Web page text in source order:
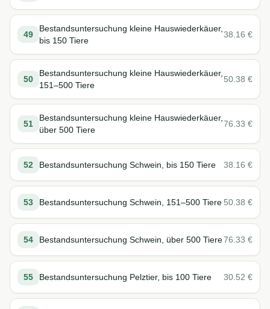
49
Bestandsuntersuchung kleine Hauswiederkäuer,
bis 150 Tiere
38.16 €
50
Bestandsuntersuchung kleine Hauswiederkäuer,
151–500 Tiere
50.38 €
51
Bestandsuntersuchung kleine Hauswiederkäuer,
über 500 Tiere
76.33 €
52 Bestandsuntersuchung Schwein, bis 150 Tiere 38.16 €
53 Bestandsuntersuchung Schwein, 151–500 Tiere 50.38 €
54 Bestandsuntersuchung Schwein, über 500 Tiere76.33 €
55 Bestandsuntersuchung Pelztier, bis 100 Tiere 30.52 €